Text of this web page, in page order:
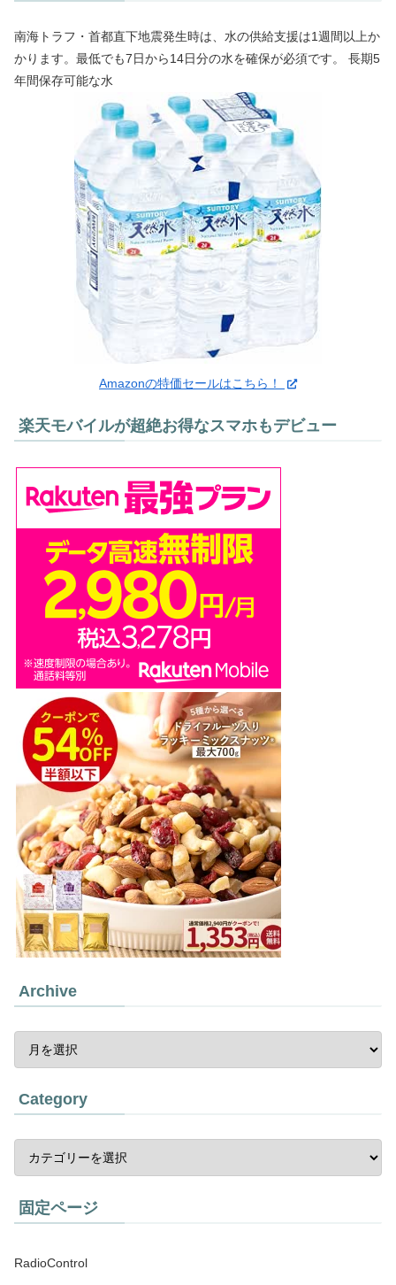
南海トラフ・首都直下地震発生時は、水の供給支援は1週間以上か
かります。最低でも7日から14日分の水を確保が必須です。 長期5
年間保存可能な水
Amazonの特価セールはこちら！
楽天モバイルが超絶お得なスマホもデビュー
Archive
Category
固定ページ
RadioControl